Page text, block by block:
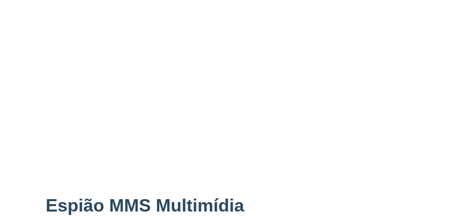
Espião MMS Multimídia